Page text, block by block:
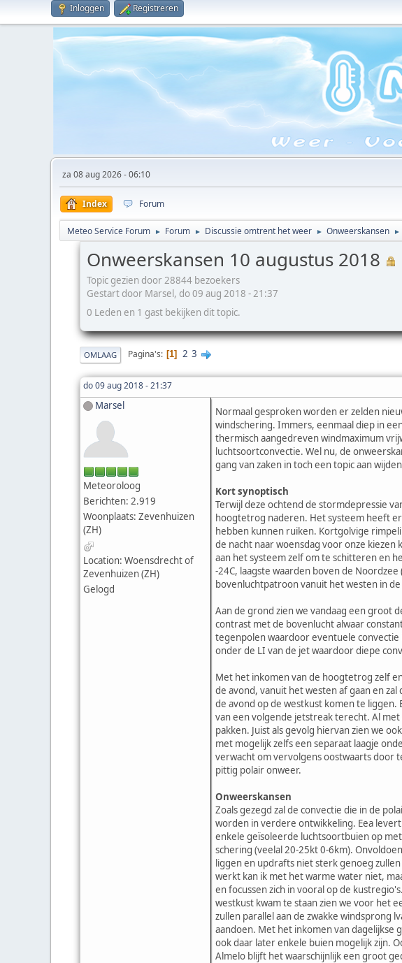
Inloggen Registreren
za 08 aug 2026 - 06:10
Index Forum
Meteo Service Forum ► Forum ► Discussie omtrent het weer ► Onweerskansen ►
Onweerskansen 10 augustus 2018
Topic gezien door 28844 bezoekers
Gestart door Marsel, do 09 aug 2018 - 21:37
0 Leden en 1 gast bekijken dit topic.
OMLAAG Pagina's 1 2 3
do 09 aug 2018 - 21:37
Marsel
Meteoroloog
Berichten: 2.919
Woonplaats: Zevenhuizen
(ZH)
Location: Woensdrecht of
Zevenhuizen (ZH)
Gelogd
Normaal gesproken worden er zelden
windschering. Immers, eenmaal diep in
thermisch aangedreven windmaximum
luchtsoortconvectie. Wel nu, de
gang van zaken in toch een topic aan
Kort synoptisch
Terwijl deze ochtend de stormdepressie
hoogtetrog naderen. Het systeem heeft
hebben kunnen ruiken. Kortgolvige
de nacht naar woensdag voor onze
aan het systeem zelf om te schitteren en
-24C, laagste waarden boven de
bovenluchtpatroon vanuit het westen in
Aan de grond zien we vandaag een groot
contrast met de bovenlucht alwaar
tegenpolen waardoor eventuele
onder de LI van de jet waardoor diepe
Met het inkomen van de hoogtetrog zelf
de avond, vanuit het westen af gaan en
de avond op de westkust komen te liggen.
van een volgende jetstreak terecht. Al
pakken. Juist als gevolg hiervan zien we
met mogelijk zelfs een separaat laagje
verwacht om vervolgens oostwaarts door
pittig polair onweer.
Onweerskansen
Zoals gezegd zal de convectie die in de
worden in verdere ontwikkeling. Eea
enkele geïsoleerde luchtsoortbuien op
schering (veelal 20-25kt 0-6km).
liggen en updrafts niet sterk genoeg
werkt kan ik met het warme water niet,
en focussen zich in vooral op de
westkust kwam te staan zien we voor het
zullen parallel aan de zwakke windsprong
aandoen. Met het inkomen van
ook daar later enkele buien mogelijk zijn.
Almelo blijft het waarschijnlijk een groot